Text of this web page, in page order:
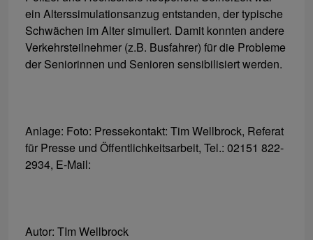
ein Alterssimulationsanzug entstanden, der typische
Schwächen im Alter simuliert. Damit konnten andere
Verkehrsteilnehmer (z.B. Busfahrer) für die Probleme
der Seniorinnen und Senioren sensibilisiert werden.
Anlage: Foto: Pressekontakt: Tim Wellbrock, Referat
für Presse und Öffentlichkeitsarbeit, Tel.: 02151 822-
2934, E-Mail:
Autor: TIm Wellbrock